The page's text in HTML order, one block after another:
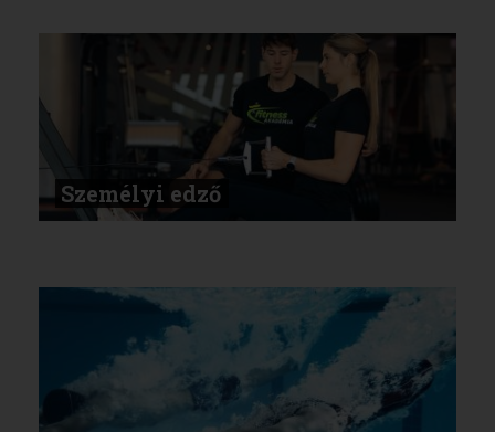
Személyi edző